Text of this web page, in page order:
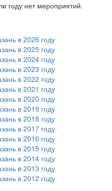
году нет мероприятий.
в 2026 году
в 2025 году
в 2024 году
в 2023 году
в 2022 году
в 2021 году
в 2020 году
в 2019 году
в 2018 году
в 2017 году
в 2016 году
в 2015 году
в 2014 году
в 2013 году
в 2012 году